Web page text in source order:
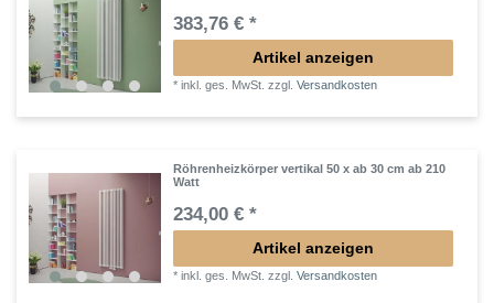
383,76 € *
Artikel anzeigen
*inkl. ges. MwSt. zzgl.Versandkosten
Röhrenheizkörper vertikal 50 x ab 30 cm ab 210
Watt
234,00 € *
Artikel anzeigen
*inkl. ges. MwSt. zzgl.Versandkosten